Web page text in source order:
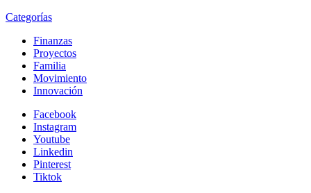
Categorías
Finanzas
Proyectos
Familia
Movimiento
Innovación
Facebook
Instagram
Youtube
Linkedin
Pinterest
Tiktok